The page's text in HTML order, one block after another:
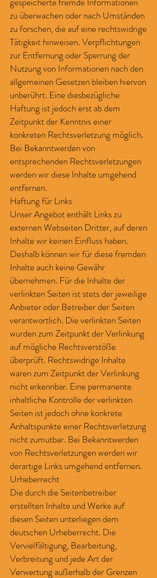
zu überwachen oder nach Umständen
zu forschen, die auf eine rechtswidrige
Tätigkeit hinweisen. Verpflichtungen
zur Entfernung oder Sperrung der
Nutzung von Informationen nach den
allgemeinen Gesetzen bleiben hiervon
unberührt. Eine diesbezügliche
Haftung ist jedoch erst ab dem
Zeitpunkt der Kenntnis einer
konkreten Rechtsverletzung möglich.
Bei Bekanntwerden von
entsprechenden Rechtsverletzungen
werden wir diese Inhalte umgehend
entfernen.
Haftung für Links
Unser Angebot enthält Links zu
externen Webseiten Dritter, auf deren
Inhalte wir keinen Einfluss haben.
Deshalb können wir für diese fremden
Inhalte auch keine Gewähr
übernehmen. Für die Inhalte der
verlinkten Seiten ist stets der jeweilige
Anbieter oder Betreiber der Seiten
verantwortlich. Die verlinkten Seiten
wurden zum Zeitpunkt der Verlinkung
auf mögliche Rechtsverstöße
überprüft. Rechtswidrige Inhalte
waren zum Zeitpunkt der Verlinkung
nicht erkennbar. Eine permanente
inhaltliche Kontrolle der verlinkten
Seiten ist jedoch ohne konkrete
Anhaltspunkte einer Rechtsverletzung
nicht zumutbar. Bei Bekanntwerden
von Rechtsverletzungen werden wir
derartige Links umgehend entfernen.
Urheberrecht
Die durch die Seitenbetreiber
erstellten Inhalte und Werke auf
diesen Seiten unterliegen dem
deutschen Urheberrecht. Die
Vervielfältigung, Bearbeitung,
Verbreitung und jede Art der
Verwertung außerhalb der Grenzen